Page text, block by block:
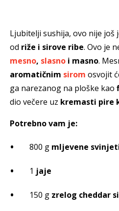
Ljubitelji sushija, ovo nije još
od riže i sirove ribe. Ovo je
mesno, slasno i masno.
aromatičnim sirom osvojit
ga narezanog na ploške kao
dio večere uz kremasti pire
Potrebno vam je:
800 g mljevene
1 jaje
150 g zrelog cheddar